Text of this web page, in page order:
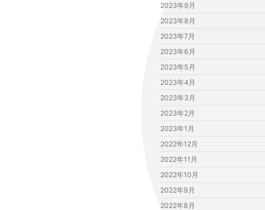
2023年9月
2023年8月
2023年7月
2023年6月
2023年5月
2023年4月
2023年3月
2023年2月
2023年1月
2022年12月
2022年11月
2022年10月
2022年9月
2022年8月